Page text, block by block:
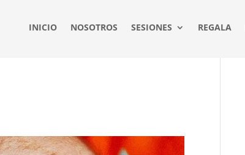
INICIO NOSOTROS SESIONES REGALA